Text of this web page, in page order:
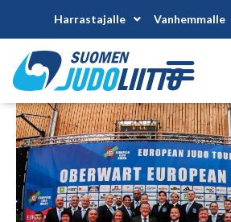
Harrastajalle Vanhemmalle